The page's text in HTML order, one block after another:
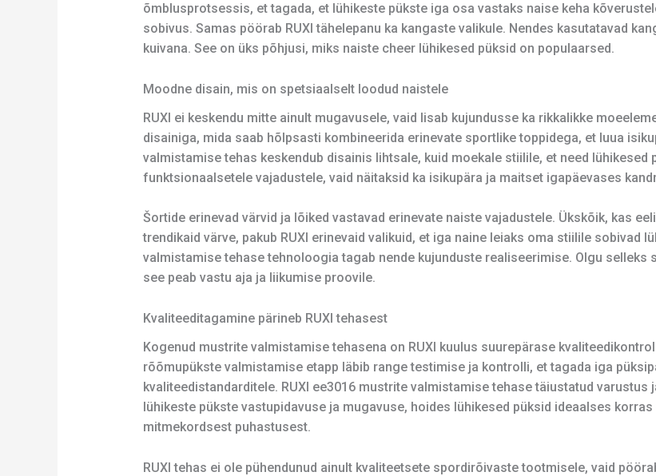
õmblusprotsessis, et tagada, et lühikeste pükste iga osa vastaks naise keha
sobivus. Samas pöörab RUXI tähelepanu ka kangaste valikule. Nendes kasutatavad
kuivana. See on üks põhjusi, miks naiste cheer lühikesed püksid on populaarsed.
Moodne disain, mis on spetsiaalselt loodud naistele
RUXI ei keskendu mitte ainult mugavusele, vaid lisab kujundusse ka rikkalikke
disainiga, mida saab hõlpsasti kombineerida erinevate sportlike toppidega, et luua
valmistamise tehas keskendub disainis lihtsale, kuid moekale stiilile, et need
funktsionaalsetele vajadustele, vaid näitaksid ka isikupära ja maitset igapäevases
Šortide erinevad värvid ja lõiked vastavad erinevate naiste vajadustele. Ükskõik, kas
trendikaid värve, pakub RUXI erinevaid valikuid, et iga naine leiaks oma stiilile sobivad
valmistamise tehase tehnoloogia tagab nende kujunduste realiseerimise. Olgu
see peab vastu aja ja liikumise proovile.
Kvaliteeditagamine pärineb RUXI tehasest
Kogenud mustrite valmistamise tehasena on RUXI kuulus suurepärase
rõõmupükste valmistamise etapp läbib range testimise ja kontrolli, et tagada iga
kvaliteedistandarditele. RUXI ee3016 mustrite valmistamise tehase täiustatud
lühikeste pükste vastupidavuse ja mugavuse, hoides lühikesed püksid ideaalses
mitmekordsest puhastusest.
RUXI tehas ei ole pühendunud ainult kvaliteetsete spordirõivaste tootmisele, vaid